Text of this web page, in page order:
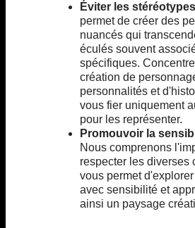
Éviter les
permet de créer des
nuancés qui
éculés souvent
spécifiques.
création de
personnalités et
vous fier uniquement
pour les représenter.
Promouvoir la
Nous comprenons
respecter les diverses
vous permet
avec sensibilité et
ainsi un paysage